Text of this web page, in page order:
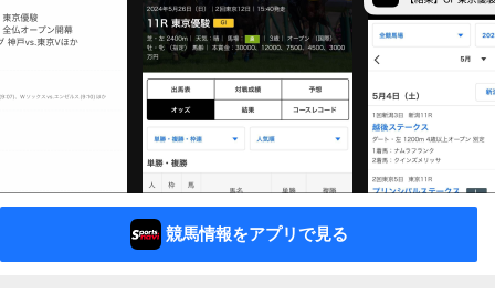
競馬情報をアプリで見る